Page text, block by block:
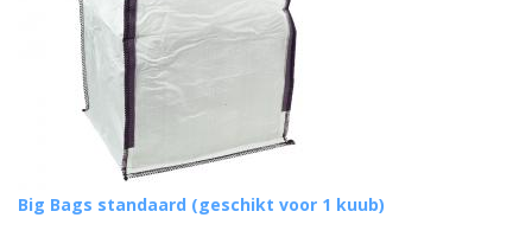
Big Bags standaard (geschikt voor 1 kuub)